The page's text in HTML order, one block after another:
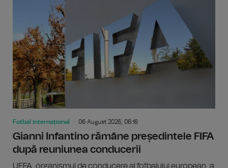
Fotbal internațional 06 August 2026, 06:18
Gianni Infantino rămâne președintele FIFA
după reuniunea conducerii
UEFA, organismul de conducere al fotbalului european, a